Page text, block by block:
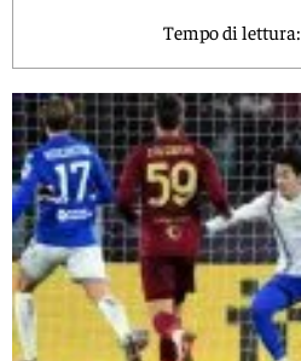
Tempo di lettura: